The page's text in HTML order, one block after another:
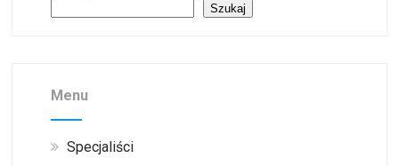
Szukaj
Menu
Specjaliści